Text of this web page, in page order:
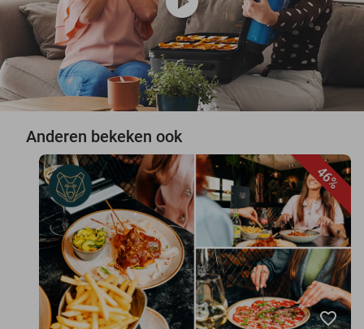
Anderen bekeken ook
46%
favorite_border